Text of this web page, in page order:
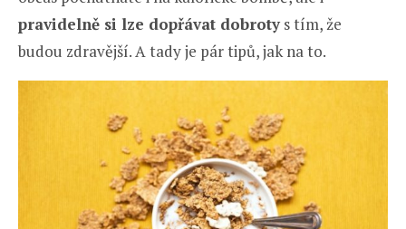
pravidelně si lze dopřávat dobrotys tím, že
budou zdravější. A tady je pár tipů, jak na to.